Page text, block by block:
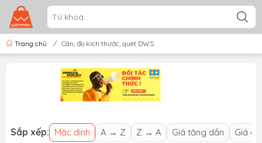
Trang chủ / Cân, đo kích thước, quét DWS
Sắp xếp: Mặc định A → Z Z → A Giá tăng dần Giá